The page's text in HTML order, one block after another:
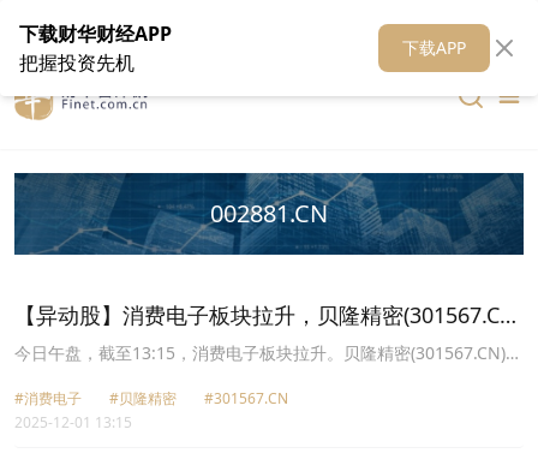
在线客服 关于我们 财华媒体矩阵 财华智库
002881.CN
【异动股】消费电子板块拉升，贝隆精密(301567.CN)
涨20.0%
今日午盘，截至13:15，消费电子板块拉升。贝隆精密(301567.CN)涨
股份(300812.CN)涨12.70%报27.34元，传音控股(688036.CN)涨
10.87%报71.08元，福蓉科技(603327.CN)涨10.01%报10.99元，惠
#消费电子 #贝隆精密
#301567.CN
2025-12-01 13:15
下载财华财经APP
把握投资先机
下载APP